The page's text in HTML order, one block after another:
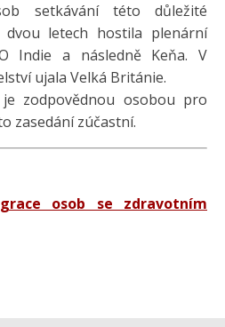
setkávání této důležité
dvou letech hostila plenární
Indie a následně Keňa. V
ujala Velká Británie.
zodpovědnou osobou pro
zasedání zúčastní.
osob se zdravotním